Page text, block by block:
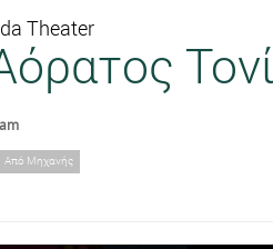
Theater
Από Μηχανής